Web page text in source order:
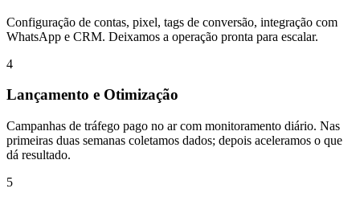
Configuração de contas, pixel, tags de conversão, integração com
WhatsApp e CRM. Deixamos a operação pronta para escalar.
4
Lançamento e Otimização
Campanhas de tráfego pago no ar com monitoramento diário. Nas
primeiras duas semanas coletamos dados; depois aceleramos o que
dá resultado.
5